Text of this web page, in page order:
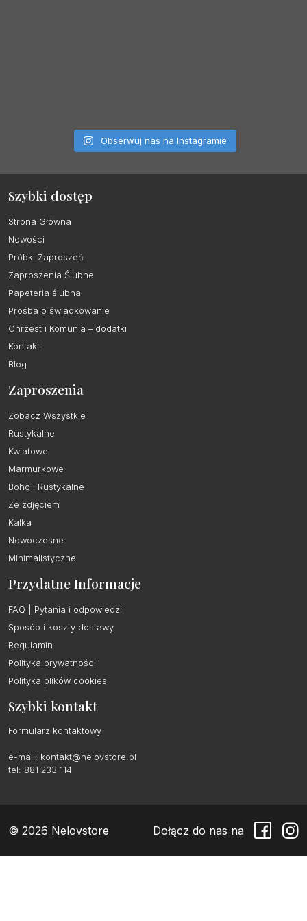
Obserwuj nas na Instagramie
Szybki dostęp
Strona Główna
Nowości
Próbki Zaproszeń
Zaproszenia Ślubne
Papeteria ślubna
Prośba o świadkowanie
Chrzest i Komunia – dodatki
Kontakt
Blog
Zaproszenia
Zobacz Wszystkie
Rustykalne
Kwiatowe
Marmurkowe
Boho i Rustykalne
Ze zdjęciem
Kalka
Nowoczesne
Minimalistyczne
Przydatne Informacje
FAQ | Pytania i odpowiedzi
Sposób i koszty dostawy
Regulamin
Polityka prywatności
Polityka plików cookies
Szybki kontakt
Formularz kontaktowy
e-mail: kontakt@nelovstore.pl
tel: 881 233 114
© 2026 Nelovstore Dołącz do nas na